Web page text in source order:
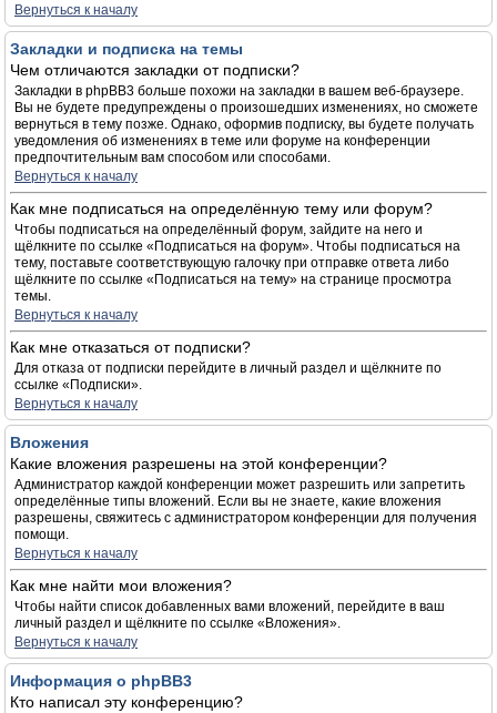
Вернуться к началу
Закладки и подписка на темы
Чем отличаются закладки от подписки?
Закладки в phpBB3 больше похожи на закладки в вашем веб-браузере.
Вы не будете предупреждены о произошедших изменениях, но сможете
вернуться в тему позже. Однако, оформив подписку, вы будете получать
уведомления об изменениях в теме или форуме на конференции
предпочтительным вам способом или способами.
Вернуться к началу
Как мне подписаться на определённую тему или форум?
Чтобы подписаться на определённый форум, зайдите на него и
щёлкните по ссылке «Подписаться на форум». Чтобы подписаться на
тему, поставьте соответствующую галочку при отправке ответа либо
щёлкните по ссылке «Подписаться на тему» на странице просмотра
темы.
Вернуться к началу
Как мне отказаться от подписки?
Для отказа от подписки перейдите в личный раздел и щёлкните по
ссылке «Подписки».
Вернуться к началу
Вложения
Какие вложения разрешены на этой конференции?
Администратор каждой конференции может разрешить или запретить
определённые типы вложений. Если вы не знаете, какие вложения
разрешены, свяжитесь с администратором конференции для получения
помощи.
Вернуться к началу
Как мне найти мои вложения?
Чтобы найти список добавленных вами вложений, перейдите в ваш
личный раздел и щёлкните по ссылке «Вложения».
Вернуться к началу
Информация о phpBB3
Кто написал эту конференцию?